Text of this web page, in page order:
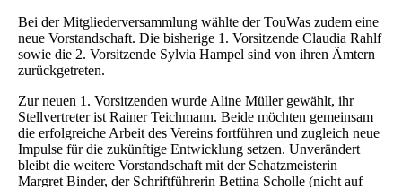
Bei der Mitgliederversammlung wählte der TouWas zudem eine
neue Vorstandschaft. Die bisherige 1. Vorsitzende Claudia Rahlf
sowie die 2. Vorsitzende Sylvia Hampel sind von ihren Ämtern
zurückgetreten.
Zur neuen 1. Vorsitzenden wurde Aline Müller gewählt, ihr
Stellvertreter ist Rainer Teichmann. Beide möchten gemeinsam
die erfolgreiche Arbeit des Vereins fortführen und zugleich neue
Impulse für die zukünftige Entwicklung setzen. Unverändert
bleibt die weitere Vorstandschaft mit der Schatzmeisterin
Margret Binder, der Schriftführerin Bettina Scholle (nicht auf